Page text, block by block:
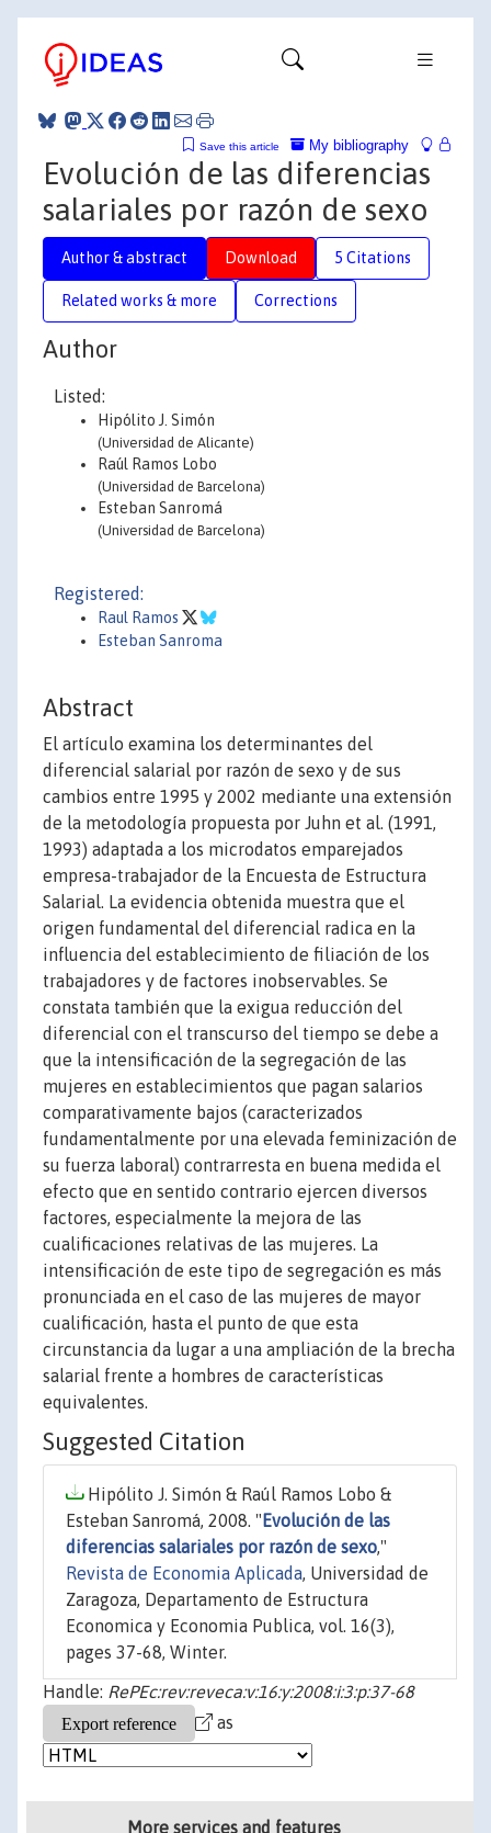
My bibliography
Save this article
Evolución de las diferencias
salariales por razón de sexo
Author & abstract Download 5 Citations
Related works & more Corrections
Author
Listed:
Hipólito J. Simón
(Universidad de Alicante)
Raúl Ramos Lobo
(Universidad de Barcelona)
Esteban Sanromá
(Universidad de Barcelona)
Registered:
Raul Ramos
Esteban Sanroma
Abstract
El artículo examina los determinantes del
diferencial salarial por razón de sexo y de sus
cambios entre 1995 y 2002 mediante una extensión
de la metodología propuesta por Juhn et al. (1991,
1993) adaptada a los microdatos emparejados
empresa-trabajador de la Encuesta de Estructura
Salarial. La evidencia obtenida muestra que el
origen fundamental del diferencial radica en la
influencia del establecimiento de filiación de los
trabajadores y de factores inobservables. Se
constata también que la exigua reducción del
diferencial con el transcurso del tiempo se debe a
que la intensificación de la segregación de las
mujeres en establecimientos que pagan salarios
comparativamente bajos (caracterizados
fundamentalmente por una elevada feminización de
su fuerza laboral) contrarresta en buena medida el
efecto que en sentido contrario ejercen diversos
factores, especialmente la mejora de las
cualificaciones relativas de las mujeres. La
intensificación de este tipo de segregación es más
pronunciada en el caso de las mujeres de mayor
cualificación, hasta el punto de que esta
circunstancia da lugar a una ampliación de la brecha
salarial frente a hombres de características
equivalentes.
Suggested Citation
Hipólito J. Simón & Raúl Ramos Lobo &
Esteban Sanromá, 2008. " Evolución de las
diferencias salariales por razón de sexo,"
Revista de Economia Aplicada, Universidad de
Zaragoza, Departamento de Estructura
Economica y Economia Publica, vol. 16(3),
pages 37-68, Winter.
Handle: RePEc:rev:reveca:v:16:y:2008:i:3:p:37-68
as
More services and features